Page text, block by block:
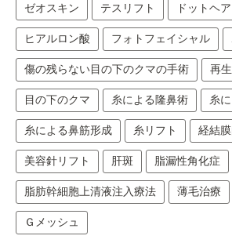
ゼオスキン テスリフト ドットヘア
ヒアルロン酸 フォトフェイシャル
傷の残らない目の下のクマの手術 再
目の下のクマ 糸による隆鼻術 糸
糸による鼻筋形成 糸リフト 経結
美容針リフト 肝斑 脂漏性角化症
脂肪幹細胞上清液注入療法 薄毛治療
Ｇメッシュ